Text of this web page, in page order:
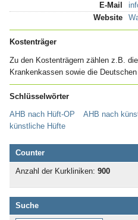
E-Mail
Website
Kostenträger
Zu den Kostenträgern zählen z.B.
Krankenkassen sowie die
Schlüsselwörter
AHB nach Hüft-OP
AHB nach
künstliche Hüfte
Counter
Anzahl der Kurkliniken: 900
Suche